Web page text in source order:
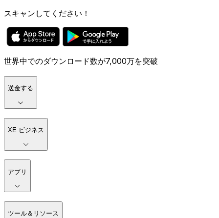
スキャンしてください！
世界中でのダウンロード数が7,000万を突破
送金する
XE ビジネス
アプリ
ツール＆リソース